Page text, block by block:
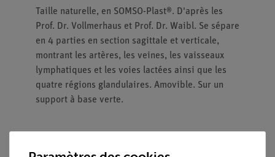
Taille naturelle, en SOMSO-Plast®. D'après les
Prof. Dr. Vollmerhaus et Prof. Dr. Waibl. Se sépare
en 4 parties en section sagittale et verticale,
montrant les artères, les veines, les vaisseaux
lymphatiques et les voies lactées ainsi que les
quatre régions glandulaires. Amovible. Sur un
support à base verte.